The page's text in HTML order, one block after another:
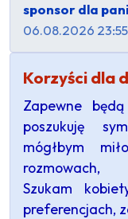
sponsor dla pani
06.08.2026 23:55
Korzyści dla
Zapewne
poszukuję
mógłbym
rozmowach,
Szukam
preferencjach,